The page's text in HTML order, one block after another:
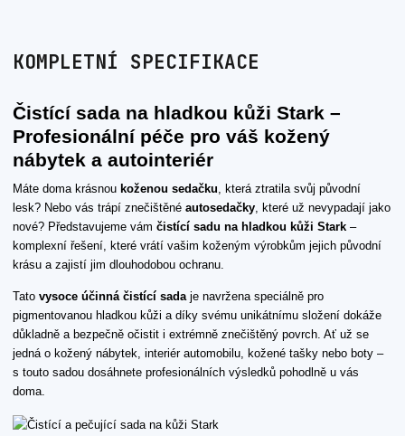
KOMPLETNÍ SPECIFIKACE
Čistící sada na hladkou kůži Stark –
Profesionální péče pro váš kožený
nábytek a autointeriér
Máte doma krásnou koženou sedačku, která ztratila svůj původní
lesk? Nebo vás trápí znečištěné autosedačky, které už nevypadají jako
nové? Představujeme vám čistící sadu na hladkou kůži Stark –
komplexní řešení, které vrátí vašim koženým výrobkům jejich původní
krásu a zajistí jim dlouhodobou ochranu.
Tato vysoce účinná čistící sadaje navržena speciálně pro
pigmentovanou hladkou kůži a díky svému unikátnímu složení dokáže
důkladně a bezpečně očistit i extrémně znečištěný povrch. Ať už se
jedná o kožený nábytek, interiér automobilu, kožené tašky nebo boty –
s touto sadou dosáhnete profesionálních výsledků pohodlně u vás
doma.